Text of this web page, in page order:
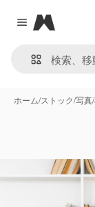
Close menu
Magnific
ホーム/ストック/写真/